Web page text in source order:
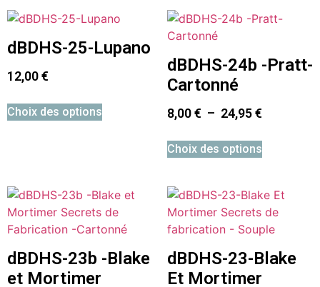
dBDHS-25-Lupano
12,00€
Choix des options
dBDHS-24b -Pratt-
Cartonné
8,00€ – 24,95€
Choix des options
dBDHS-23b -Blake
et Mortimer
dBDHS-23-Blake
Et Mortimer